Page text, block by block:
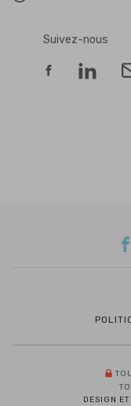
Suivez-nous
DESIGN